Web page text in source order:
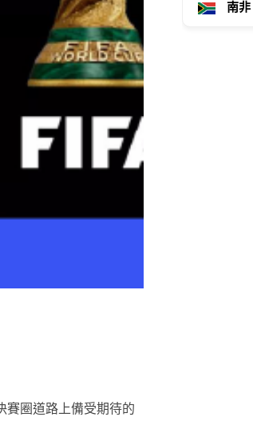
賽圈道路上備受期待的
南非